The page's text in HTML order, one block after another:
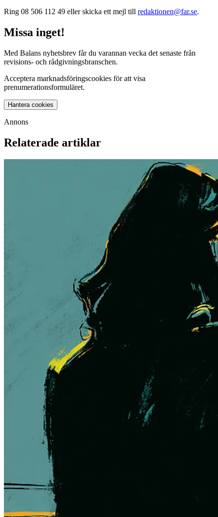
Ring 08 506 112 49 eller skicka ett mejl till redaktionen@far.se.
Missa inget!
Med Balans nyhetsbrev får du varannan vecka det senaste från
revisions- och rådgivningsbranschen.
Acceptera marknadsföringscookies för att visa
prenumerationsformuläret.
Hantera cookies
Annons
Relaterade artiklar